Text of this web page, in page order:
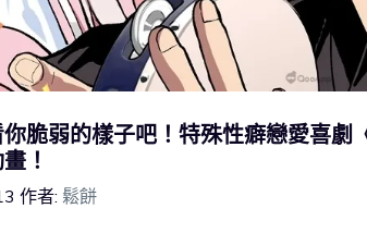
脆弱的樣子吧！特殊性癖戀愛喜
！
作者: 鬆餅